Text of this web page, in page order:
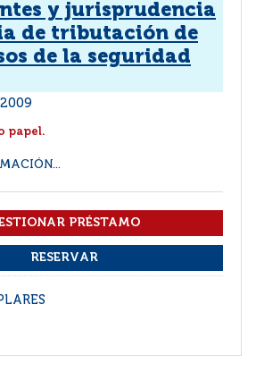
y jurisprudencia
de tributación de
de la seguridad
2009
papel.